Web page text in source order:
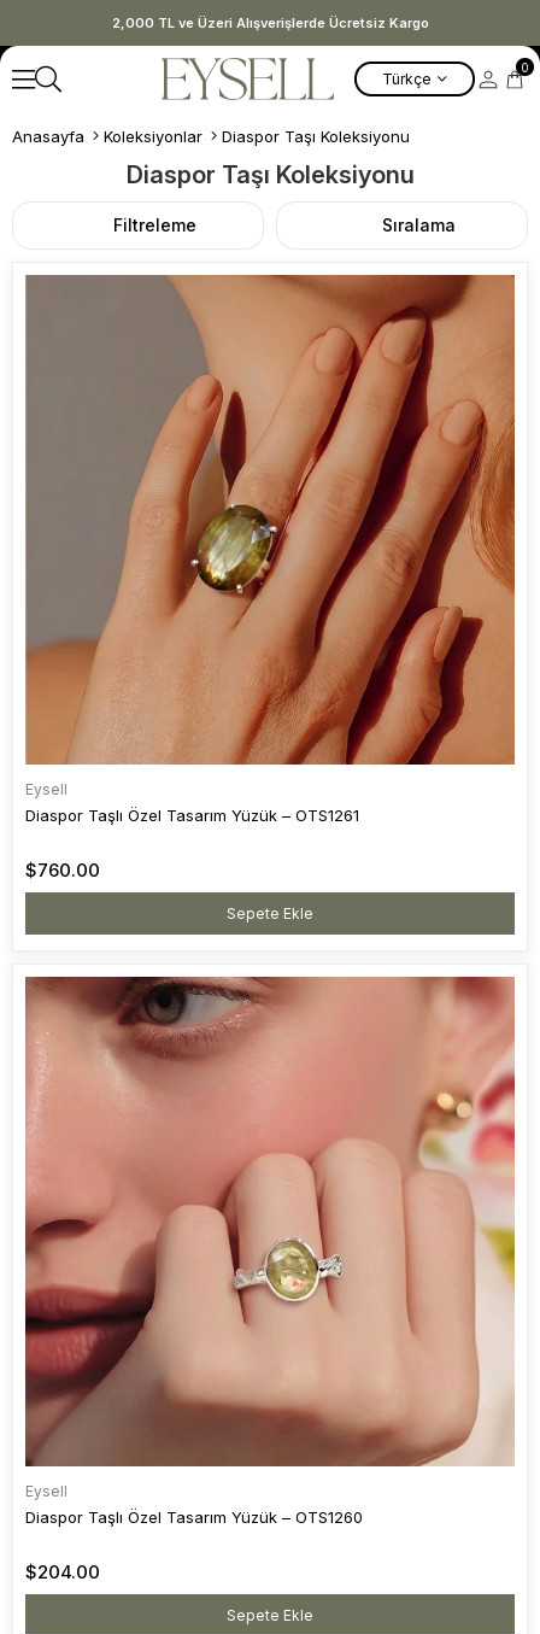
2,000 TL ve Üzeri Alışverişlerde Ücretsiz Kargo
Türkçe
0
Anasayfa Koleksiyonlar Diaspor Taşı Koleksiyonu
Diaspor Taşı Koleksiyonu
Filtreleme Sıralama
Eysell
Diaspor Taşlı Özel Tasarım Yüzük – OTS1261
$760.00
Sepete Ekle
Eysell
Diaspor Taşlı Özel Tasarım Yüzük – OTS1260
$204.00
Sepete Ekle